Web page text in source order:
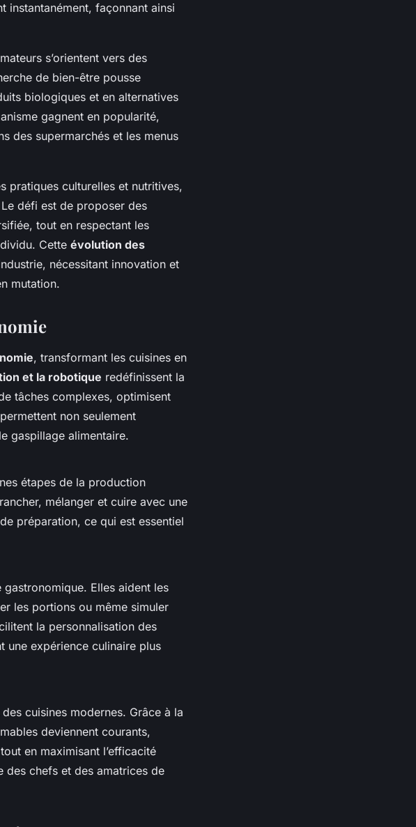
instantanément, façonnant ainsi
s’orientent vers des
de bien-être pousse
biologiques et en alternatives
gagnent en popularité,
des supermarchés et les menus
pratiques culturelles et nutritives,
défi est de proposer des
tout en respectant les
Cette évolution des
nécessitant innovation et
mutation.
, transformant les cuisines en
et la robotique redéfinissent la
tâches complexes, optimisent
non seulement
gaspillage alimentaire.
étapes de la production
mélanger et cuire avec une
préparation, ce qui est essentiel
gastronomique. Elles aident les
les portions ou même simuler
la personnalisation des
une expérience culinaire plus
cuisines modernes. Grâce à la
deviennent courants,
en maximisant l’efficacité
des chefs et des amatrices de